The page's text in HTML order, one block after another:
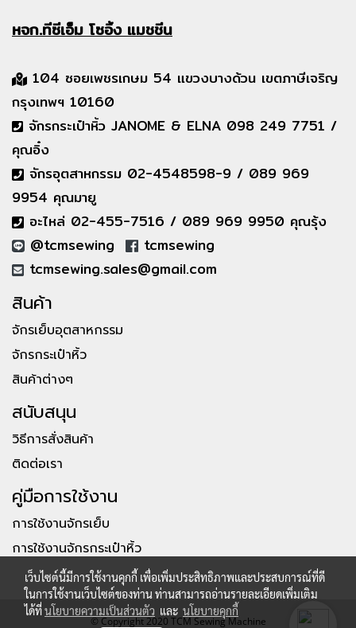
หจก.ทีซีเอ็มโซอิ้ง แมชชีน
104 ซอยเพชรเกษม 54 แขวงบางด้วน เขตภาษีเจริญ
กรุงเทพฯ 10160
จักรกระเป๋าหิ้ว JANOME & ELNA 098 249 7751 /
คุณอิ๋ง
จักรอุตสาหกรรม 02-4548598-9 / 089 969
9954 คุณมายู
อะไหล่ 02-455-7516 / 089 969 9950 คุณรุ้ง
@tcmsewing
tcmsewing
tcmsewing.sales@gmail.com
สินค้า
จักรเย็บอุตสาหกรรม
จักรกระเป๋าหิ้ว
สินค้าต่างๆ
สนับสนุน
วิธีการสั่งสินค้า
ติดต่อเรา
คู่มือการใช้งาน
การใช้งานจักรเย็บ
การใช้งานจักรกระเป๋าหิ้ว
© Copyright 2020 TCM Sewing Machine
เว็บไซต์นี้มีการใช้งานคุกกี้ เพื่อเพิ่มประสิทธิภาพและประสบการณ์ที่ดี
ในการใช้งานเว็บไซต์ของท่าน ท่านสามารถอ่านรายละเอียดเพิ่มเติม
ได้ที่นโยบายความเป็นส่วนตัว และ นโยบายคุกกี้